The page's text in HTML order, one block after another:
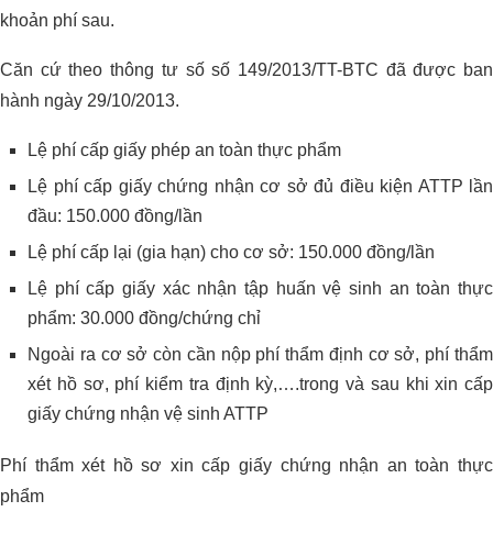
khoản phí sau.
Căn cứ theo thông tư số số 149/2013/TT-BTC đã được ban
hành ngày 29/10/2013.
Lệ phí cấp giấy phép an toàn thực phẩm
Lệ phí cấp giấy chứng nhận cơ sở đủ điều kiện ATTP lần
đầu: 150.000 đồng/lần
Lệ phí cấp lại (gia hạn) cho cơ sở: 150.000 đồng/lần
Lệ phí cấp giấy xác nhận tập huấn vệ sinh an toàn thực
phẩm: 30.000 đồng/chứng chỉ
Ngoài ra cơ sở còn cần nộp phí thẩm định cơ sở, phí thẩm
xét hồ sơ, phí kiểm tra định kỳ,….trong và sau khi xin cấp
giấy chứng nhận vệ sinh ATTP
Phí thẩm xét hồ sơ xin cấp giấy chứng nhận an toàn thực
phẩm